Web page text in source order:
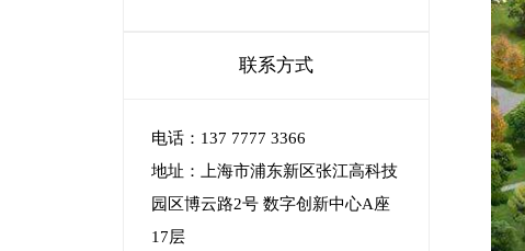
联系方式
电话：137 7777 3366
地址：上海市浦东新区张江高科技
园区博云路2号 数字创新中心A座
17层